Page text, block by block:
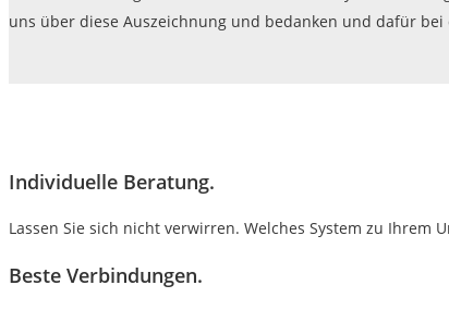
uns über diese Auszeichnung und bedanken und dafür
Individuelle Beratung.
Lassen Sie sich nicht verwirren. Welches System zu
Beste Verbindungen.